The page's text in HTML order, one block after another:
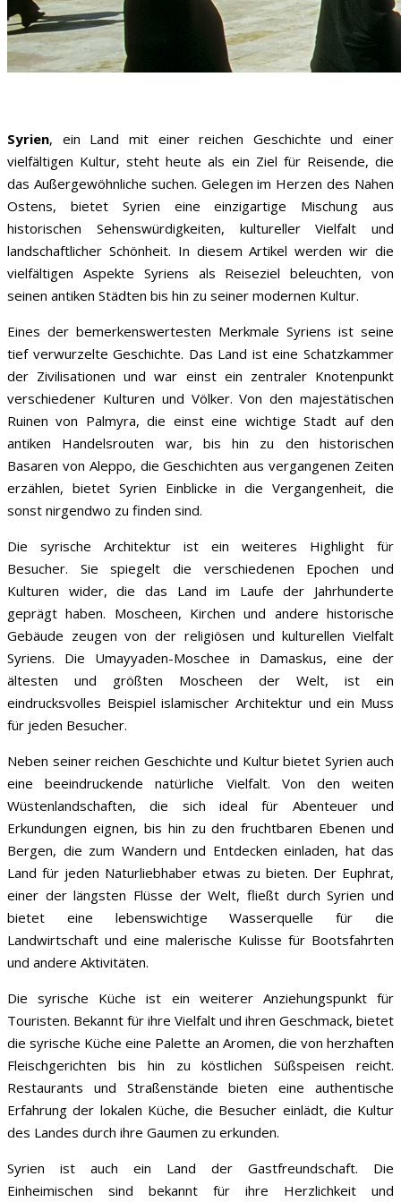
Syrien, ein Land mit einer reichen Geschichte und einer
vielfältigen Kultur, steht heute als ein Ziel für Reisende, die
das Außergewöhnliche suchen. Gelegen im Herzen des Nahen
Ostens, bietet Syrien eine einzigartige Mischung aus
historischen Sehenswürdigkeiten, kultureller Vielfalt und
landschaftlicher Schönheit. In diesem Artikel werden wir die
vielfältigen Aspekte Syriens als Reiseziel beleuchten, von
seinen antiken Städten bis hin zu seiner modernen Kultur.
Eines der bemerkenswertesten Merkmale Syriens ist seine
tief verwurzelte Geschichte. Das Land ist eine Schatzkammer
der Zivilisationen und war einst ein zentraler Knotenpunkt
verschiedener Kulturen und Völker. Von den majestätischen
Ruinen von Palmyra, die einst eine wichtige Stadt auf den
antiken Handelsrouten war, bis hin zu den historischen
Basaren von Aleppo, die Geschichten aus vergangenen Zeiten
erzählen, bietet Syrien Einblicke in die Vergangenheit, die
sonst nirgendwo zu finden sind.
Die syrische Architektur ist ein weiteres Highlight für
Besucher. Sie spiegelt die verschiedenen Epochen und
Kulturen wider, die das Land im Laufe der Jahrhunderte
geprägt haben. Moscheen, Kirchen und andere historische
Gebäude zeugen von der religiösen und kulturellen Vielfalt
Syriens. Die Umayyaden-Moschee in Damaskus, eine der
ältesten und größten Moscheen der Welt, ist ein
eindrucksvolles Beispiel islamischer Architektur und ein Muss
für jeden Besucher.
Neben seiner reichen Geschichte und Kultur bietet Syrien auch
eine beeindruckende natürliche Vielfalt. Von den weiten
Wüstenlandschaften, die sich ideal für Abenteuer und
Erkundungen eignen, bis hin zu den fruchtbaren Ebenen und
Bergen, die zum Wandern und Entdecken einladen, hat das
Land für jeden Naturliebhaber etwas zu bieten. Der Euphrat,
einer der längsten Flüsse der Welt, fließt durch Syrien und
bietet eine lebenswichtige Wasserquelle für die
Landwirtschaft und eine malerische Kulisse für Bootsfahrten
und andere Aktivitäten.
Die syrische Küche ist ein weiterer Anziehungspunkt für
Touristen. Bekannt für ihre Vielfalt und ihren Geschmack, bietet
die syrische Küche eine Palette an Aromen, die von herzhaften
Fleischgerichten bis hin zu köstlichen Süßspeisen reicht.
Restaurants und Straßenstände bieten eine authentische
Erfahrung der lokalen Küche, die Besucher einlädt, die Kultur
des Landes durch ihre Gaumen zu erkunden.
Syrien ist auch ein Land der Gastfreundschaft. Die
Einheimischen sind bekannt für ihre Herzlichkeit und